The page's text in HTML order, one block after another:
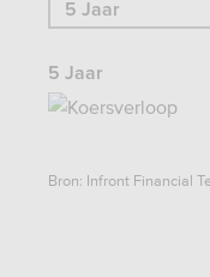
5 Jaar
Bron: Infront Financial